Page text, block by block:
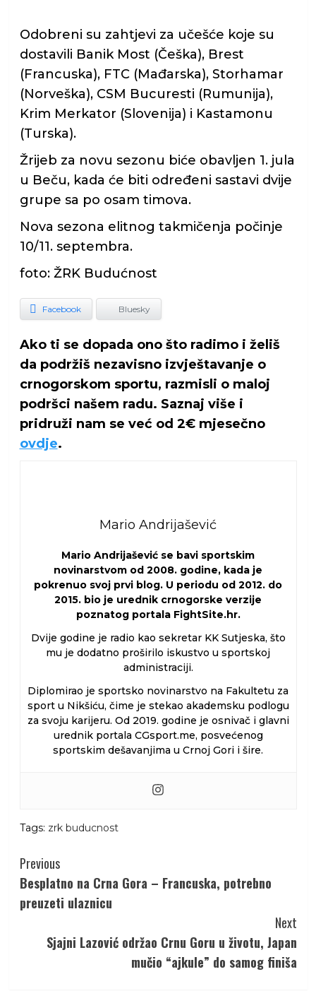
Odobreni su zahtjevi za učešće koje su
dostavili Banik Most (Češka), Brest
(Francuska), FTC (Mađarska), Storhamar
(Norveška), CSM Bucuresti (Rumunija),
Krim Merkator (Slovenija) i Kastamonu
(Turska).
Žrijeb za novu sezonu biće obavljen 1. jula
u Beču, kada će biti određeni sastavi dvije
grupe sa po osam timova.
Nova sezona elitnog takmičenja počinje
10/11. septembra.
foto: ŽRK Budućnost
Facebook Bluesky
Ako ti se dopada ono što radimo i želiš
da podržiš nezavisno izvještavanje o
crnogorskom sportu, razmisli o maloj
podršci našem radu. Saznaj više i
pridruži nam se već od 2€ mjesečno
ovdje.
Mario Andrijašević
Mario Andrijašević se bavi sportskim
novinarstvom od 2008. godine, kada je
pokrenuo svoj prvi blog. U periodu od 2012. do
2015. bio je urednik crnogorske verzije
poznatog portala FightSite.hr.
Dvije godine je radio kao sekretar KK Sutjeska, što
mu je dodatno proširilo iskustvo u sportskoj
administraciji.
Diplomirao je sportsko novinarstvo na Fakultetu za
sport u Nikšiću, čime je stekao akademsku podlogu
za svoju karijeru. Od 2019. godine je osnivač i glavni
urednik portala CGsport.me, posvećenog
sportskim dešavanjima u Crnoj Gori i šire.
Tags: zrk buducnost
Continue
Reading
Previous
Besplatno na Crna Gora – Francuska, potrebno
preuzeti ulaznicu
Next
Sjajni Lazović održao Crnu Goru u životu, Japan
mučio “ajkule” do samog finiša